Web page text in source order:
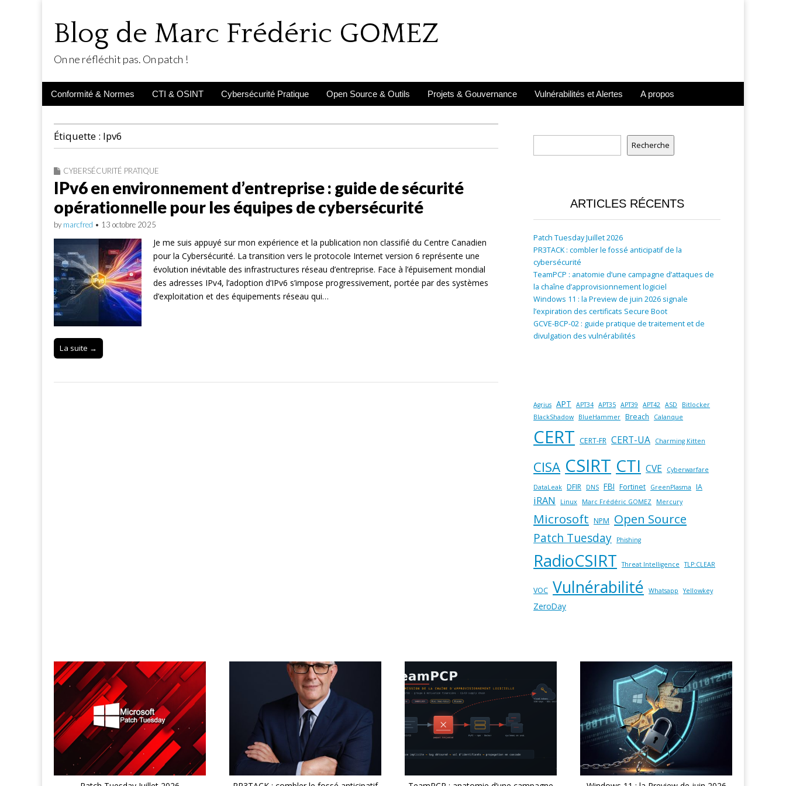
Blog de Marc Frédéric GOMEZ
On ne réfléchit pas. On patch !
Main
Skip
Conformité & Normes CTI & OSINT Cybersécurité Pratique Open Source & Outils Projets & Gouvernance Vulnérabilités et Alertes A propos
Étiquette : Ipv6
CYBERSÉCURITÉ PRATIQUE
IPv6 en environnement d’entreprise : guide de sécurité
opérationnelle pour les équipes de cybersécurité
by marcfred • 13 octobre 2025
Je me suis appuyé sur mon expérience et la publication non classifié du Centre Canadien
pour la Cybersécurité. La transition vers le protocole Internet version 6 représente une
évolution inévitable des infrastructures réseau d’entreprise. Face à l’épuisement mondial
des adresses IPv4, l’adoption d’IPv6 s’impose progressivement, portée par des systèmes
d’exploitation et des équipements réseau qui…
La suite →
Recherche
ARTICLES RÉCENTS
Patch Tuesday Juillet 2026
PR3TACK : combler le fossé anticipatif de la
cybersécurité
TeamPCP : anatomie d’une campagne d’attaques de
la chaîne d’approvisionnement logiciel
Windows 11 : la Preview de juin 2026 signale
l’expiration des certificats Secure Boot
GCVE-BCP-02 : guide pratique de traitement et de
divulgation des vulnérabilités
Agrius APT APT34 APT35 APT39 APT42 ASD
Bitlocker
BlackShadow
BlueHammer Breach Calanque
CERT CERT-FR CERT-UA Charming Kitten
CISA CSIRT CTI CVE Cyberwarfare
DataLeak DFIR DNS FBI Fortinet GreenPlasma IA
iRAN Linux Marc Frédéric GOMEZ Mercury
Microsoft NPM Open Source
Patch Tuesday Phishing
RadioCSIRT Threat Intelligence TLP:CLEAR
VOC Vulnérabilité Whatsapp Yellowkey
ZeroDay